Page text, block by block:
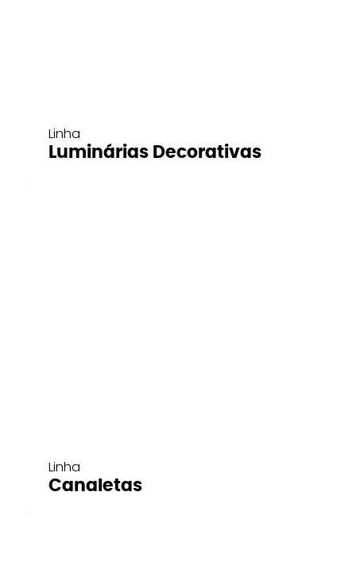
Linha
Luminárias Decorativas
Linha
Canaletas